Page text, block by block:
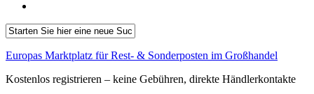
Europas Marktplatz für Rest- & Sonderposten im Großhandel
Kostenlos registrieren – keine Gebühren, direkte Händlerkontakte